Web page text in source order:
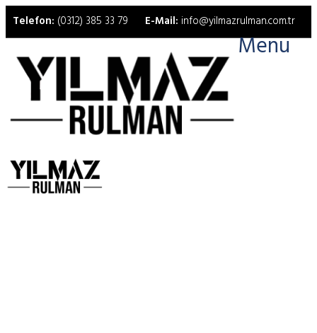
Telefon: (0312) 385 33 79 E-Mail: info@yilmazrulman.com.tr
Menu